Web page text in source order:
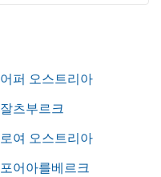
어퍼 오스트리아
잘츠부르크
로여 오스트리아
포어아를베르크